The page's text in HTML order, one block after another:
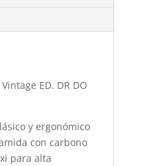
ED. DR DO
y ergonómico
con carbono
para alta